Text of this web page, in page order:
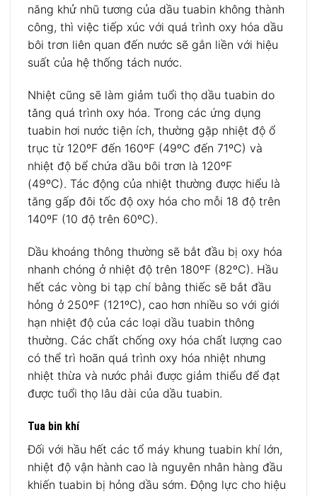
năng khử nhũ tương của dầu tuabin không thành
công, thì việc tiếp xúc với quá trình oxy hóa dầu
bôi trơn liên quan đến nước sẽ gắn liền với hiệu
suất của hệ thống tách nước.
Nhiệt cũng sẽ làm giảm tuổi thọ dầu tuabin do
tăng quá trình oxy hóa. Trong các ứng dụng
tuabin hơi nước tiện ích, thường gặp nhiệt độ ổ
trục từ 120ºF đến 160ºF (49ºC đến 71ºC) và
nhiệt độ bể chứa dầu bôi trơn là 120ºF
(49ºC). Tác động của nhiệt thường được hiểu là
tăng gấp đôi tốc độ oxy hóa cho mỗi 18 độ trên
140ºF (10 độ trên 60ºC).
Dầu khoáng thông thường sẽ bắt đầu bị oxy hóa
nhanh chóng ở nhiệt độ trên 180ºF (82ºC). Hầu
hết các vòng bi tạp chí bằng thiếc sẽ bắt đầu
hỏng ở 250ºF (121ºC), cao hơn nhiều so với giới
hạn nhiệt độ của các loại dầu tuabin thông
thường. Các chất chống oxy hóa chất lượng cao
có thể trì hoãn quá trình oxy hóa nhiệt nhưng
nhiệt thừa và nước phải được giảm thiểu để đạt
được tuổi thọ lâu dài của dầu tuabin.
Tua bin khí
Đối với hầu hết các tổ máy khung tuabin khí lớn,
nhiệt độ vận hành cao là nguyên nhân hàng đầu
khiến tuabin bị hỏng dầu sớm. Động lực cho hiệu